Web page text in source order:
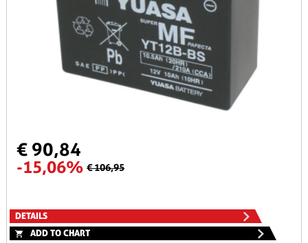
€ 90,84
-15,06% € 106,95
DETAILS
ADD TO CHART